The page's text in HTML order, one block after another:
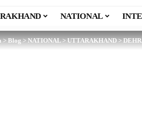
NATIONAL
>Blog>NATIONAL>UTTARAKHAND>